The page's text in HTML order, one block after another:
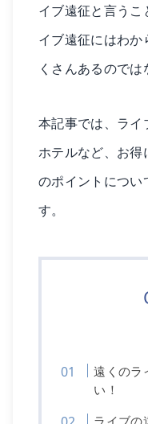
イブ遠征と言うこ
イブ遠征にはわか
くさんあるのでは
本記事では、ライ
ホテルなど、お得
のポイントについ
す。
遠くのラ
い！